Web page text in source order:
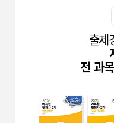
출제
전 과